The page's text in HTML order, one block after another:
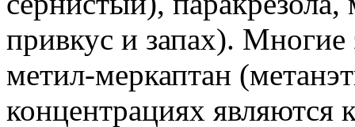
привкус и запах).
метил-меркаптан
концентрациях являются